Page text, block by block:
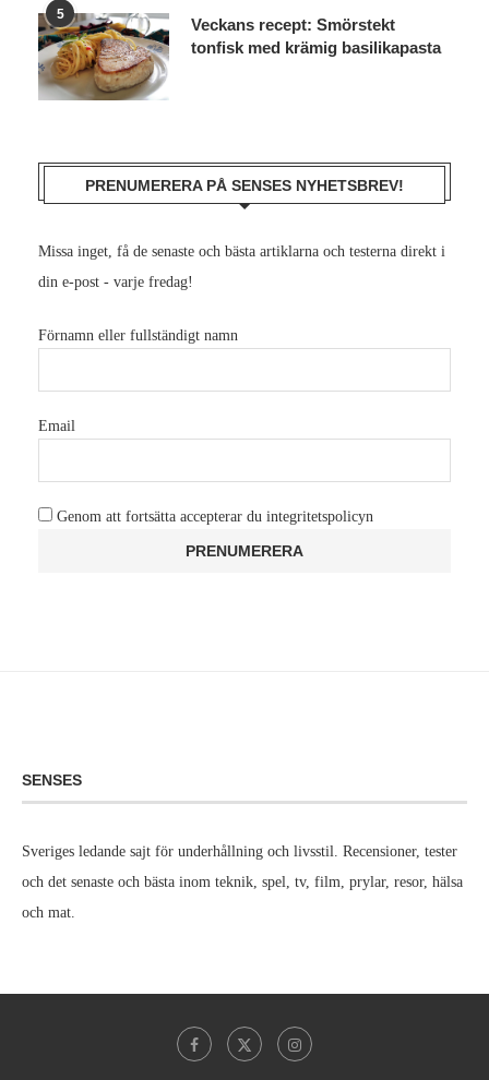
5
Veckans recept: Smörstekt
tonfisk med krämig basilikapasta
PRENUMERERA PÅ SENSES NYHETSBREV!
Missa inget, få de senaste och bästa artiklarna och testerna direkt i
din e-post - varje fredag!
Förnamn eller fullständigt namn
Email
Genom att fortsätta accepterar du integritetspolicyn
SENSES
Sveriges ledande sajt för underhållning och livsstil. Recensioner, tester
och det senaste och bästa inom teknik, spel, tv, film, prylar, resor, hälsa
och mat.